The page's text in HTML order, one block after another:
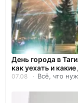
День города в
как уехать и
07.08 Всё, что